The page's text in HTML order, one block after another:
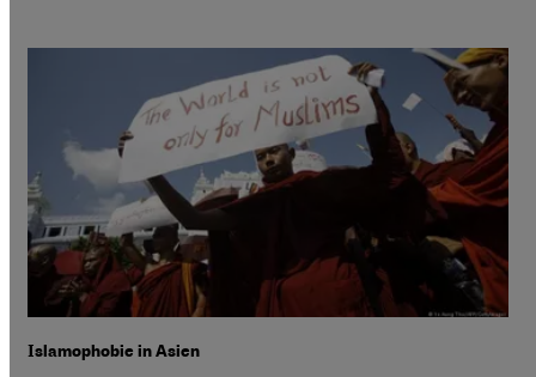
Islamophobie in Asien